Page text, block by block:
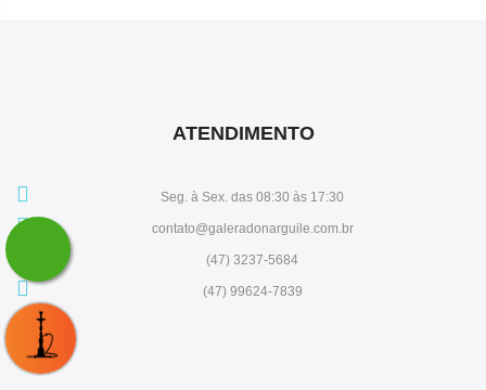
ATENDIMENTO
Seg. à Sex. das 08:30 às 17:30
contato@galeradonarguile.com.br
(47) 3237-5684
(47) 99624-7839